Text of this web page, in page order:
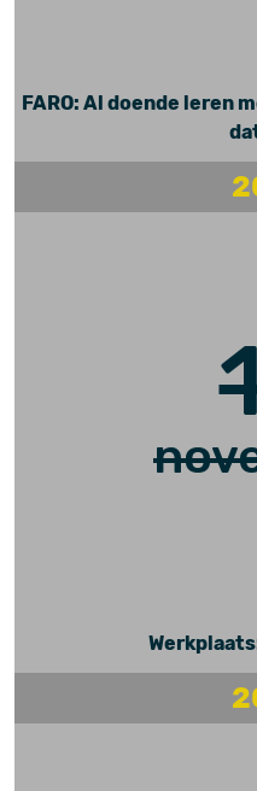
FARO: Al doende leren